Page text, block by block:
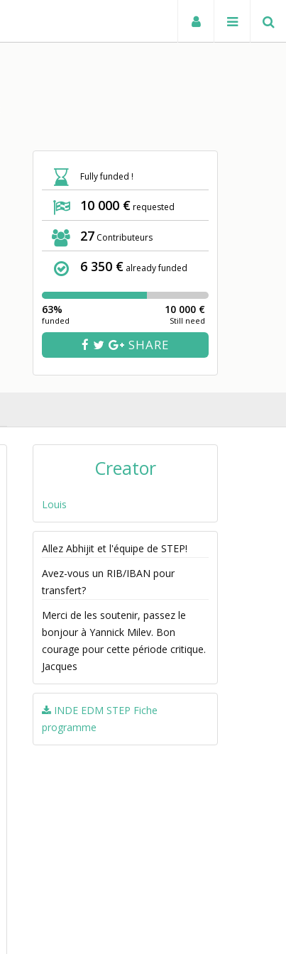
Fully funded !
10 000 €requested
27 Contributeurs
6 350 € already funded
63%
funded
10 000 €
Still need
SHARE
Creator
Louis
Allez Abhijit et l'équipe de STEP!
Avez-vous un RIB/IBAN pour
transfert?
Merci de les soutenir, passez le
bonjour à Yannick Milev. Bon
courage pour cette période critique.
Jacques
INDE EDM STEP Fiche
programme